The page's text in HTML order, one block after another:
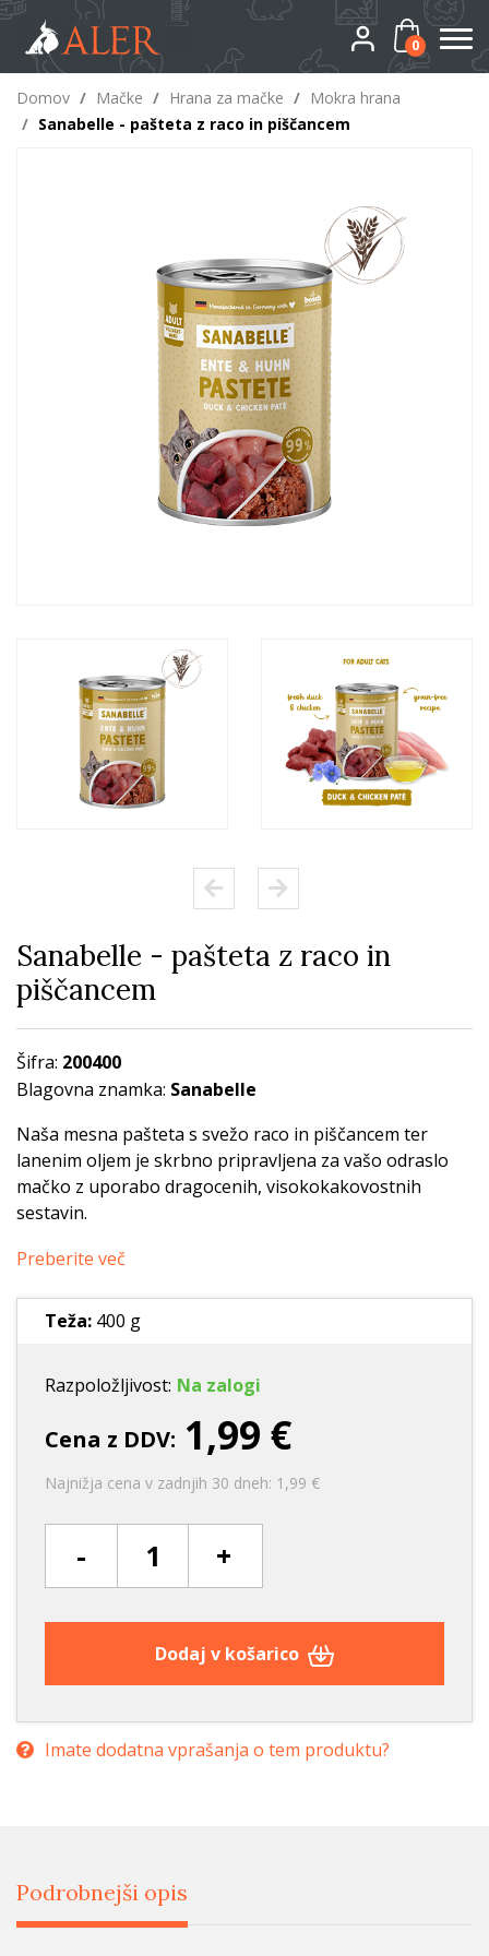
0
Domov / Mačke / Hrana za mačke / Mokra hrana
/ Sanabelle - pašteta z raco in piščancem
Sanabelle - pašteta z raco in
piščancem
Šifra: 200400
Blagovna znamka: Sanabelle
Naša mesna pašteta s svežo raco in piščancem ter
lanenim oljem je skrbno pripravljena za vašo odraslo
mačko z uporabo dragocenih, visokokakovostnih
sestavin.
Preberite več
Teža: 400 g
Razpoložljivost: Na zalogi
Cena z DDV: 1,99 €
Najnižja cena v zadnjih 30 dneh: 1,99 €
- +
Dodaj v košarico
Imate dodatna vprašanja o tem produktu?
Podrobnejši opis